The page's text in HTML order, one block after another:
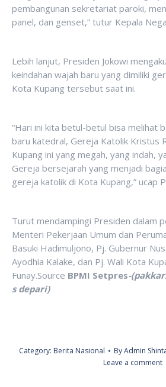
pembangunan sekretariat paroki,
panel, dan genset,” tutur Kepala
Lebih lanjut, Presiden Jokowi
keindahan wajah baru yang dimiliki
Kota Kupang tersebut saat ini.
“Hari ini kita betul-betul bisa melihat
baru katedral, Gereja Katolik Kristus
Kupang ini yang megah, yang indah,
Gereja bersejarah yang menjadi
gereja katolik di Kota Kupang,” ucap
Turut mendampingi Presiden dalam
Menteri Pekerjaan Umum dan
Basuki Hadimuljono, Pj. Gubernur
Ayodhia Kalake, dan Pj. Wali Kota
Funay.Source BPMI Setpres-
s depari)
Category: Berita Nasional ByAdmin
Leave a comment